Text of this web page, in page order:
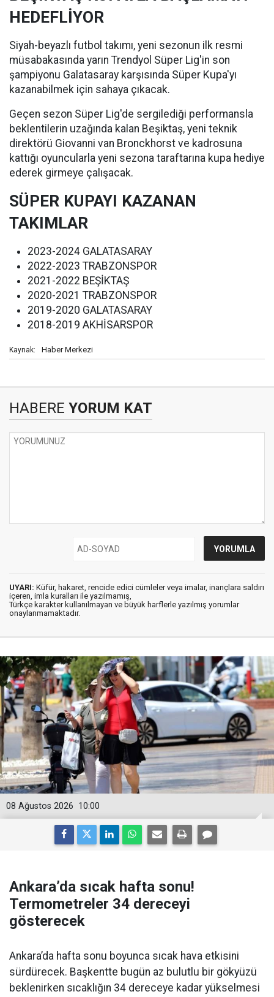
HEDEFLİYOR
Siyah-beyazlı futbol takımı, yeni sezonun ilk resmi
müsabakasında yarın Trendyol Süper Lig'in son
şampiyonu Galatasaray karşısında Süper Kupa'yı
kazanabilmek için sahaya çıkacak.
Geçen sezon Süper Lig'de sergilediği performansla
beklentilerin uzağında kalan Beşiktaş, yeni teknik
direktörü Giovanni van Bronckhorst ve kadrosuna
kattığı oyuncularla yeni sezona taraftarına kupa hediye
ederek girmeye çalışacak.
SÜPER KUPAYI KAZANAN
TAKIMLAR
2023-2024 GALATASARAY
2022-2023 TRABZONSPOR
2021-2022 BEŞİKTAŞ
2020-2021 TRABZONSPOR
2019-2020 GALATASARAY
2018-2019 AKHİSARSPOR
Kaynak: Haber Merkezi
HABERE YORUM KAT
UYARI: Küfür, hakaret, rencide edici cümleler veya imalar, inançlara saldırı
içeren, imla kuralları ile yazılmamış,
Türkçe karakter kullanılmayan ve büyük harflerle yazılmış yorumlar
onaylanmamaktadır.
10:00
08 Ağustos 2026
Ankara’da sıcak hafta sonu!
Termometreler 34 dereceyi
gösterecek
Ankara’da hafta sonu boyunca sıcak hava etkisini
sürdürecek. Başkentte bugün az bulutlu bir gökyüzü
beklenirken sıcaklığın 34 dereceye kadar yükselmesi